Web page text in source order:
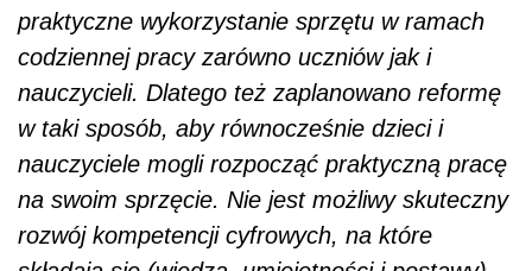
praktyczne wykorzystanie sprzętu w ramach
codziennej pracy zarówno uczniów jak i
nauczycieli. Dlatego też zaplanowano reformę
w taki sposób, aby równocześnie dzieci i
nauczyciele mogli rozpocząć praktyczną pracę
na swoim sprzęcie. Nie jest możliwy skuteczny
rozwój kompetencji cyfrowych, na które